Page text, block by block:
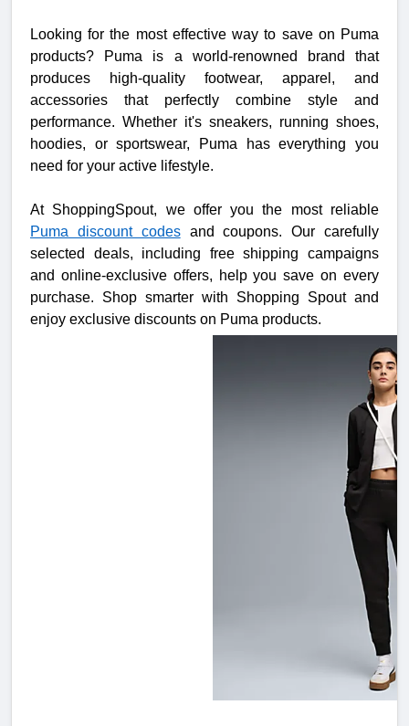
Looking for the most effective way to save on Puma
products? Puma is a world-renowned brand that
produces high-quality footwear, apparel, and
accessories that perfectly combine style and
performance. Whether it's sneakers, running shoes,
hoodies, or sportswear, Puma has everything you
need for your active lifestyle.
At ShoppingSpout, we offer you the most reliable
Puma discount codesand coupons. Our carefully
selected deals, including free shipping campaigns
and online-exclusive offers, help you save on every
purchase. Shop smarter with Shopping Spout and
enjoy exclusive discounts on Puma products.